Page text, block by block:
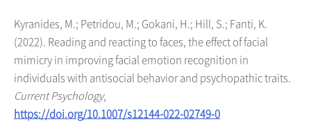
Kyranides, M.; Petridou, M.; Gokani, H.; Hill, S.; Fanti, K.
(2022). Reading and reacting to faces, the effect of facial
mimicry in improving facial emotion recognition in
individuals with antisocial behavior and psychopathic traits.
Current Psychology,
https://doi.org/10.1007/s12144-022-02749-0